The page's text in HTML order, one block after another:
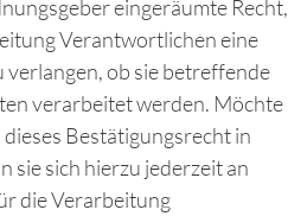
eingeräumte Recht,
Verantwortlichen eine
verlangen, ob sie betreffende
verarbeitet werden. Möchte
Bestätigungsrecht in
sie sich hierzu jederzeit an
die Verarbeitung